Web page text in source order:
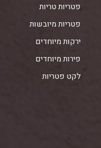
פטריות טריות
פטריות מיובשות
ירקות מיוחדים
פירות מיוחדים
לקט פטריות